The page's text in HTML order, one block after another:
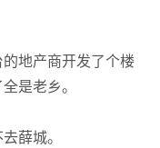
地产商开发了个楼
是老乡。
薛城。